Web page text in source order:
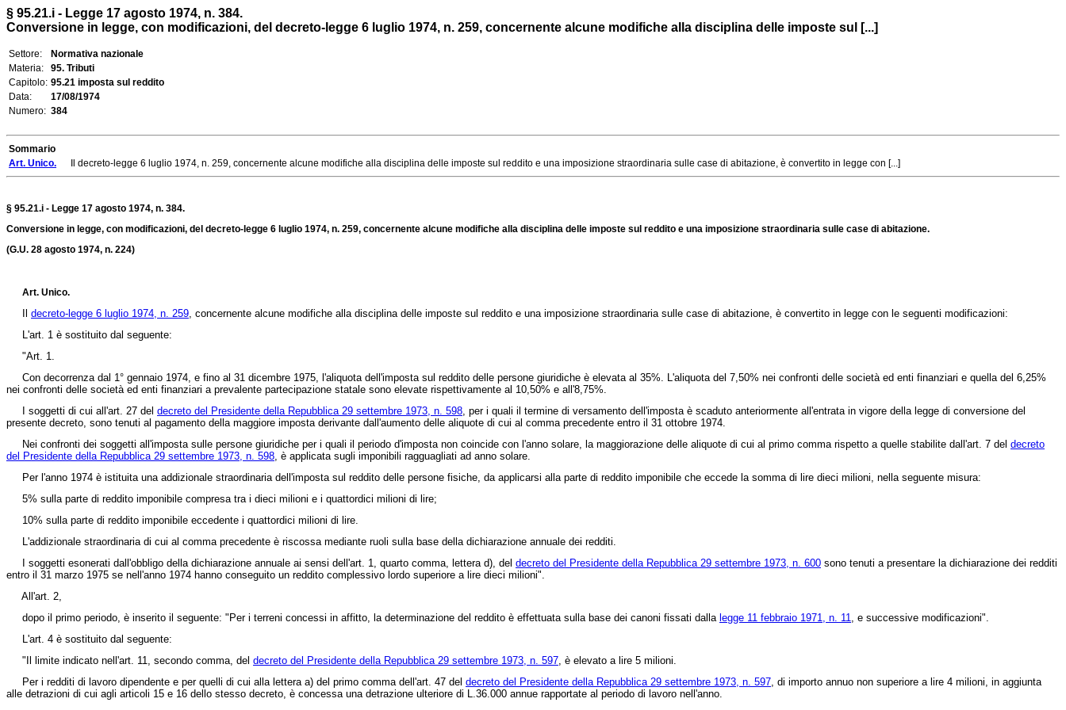
§ 95.21.i - Legge 17 agosto 1974, n. 384.
Conversione in legge, con modificazioni, del decreto-legge 6 luglio 1974, n. 259, concernente alcune modifiche alla disciplina delle imposte sul [...]
Settore:
Normativa nazionale
Materia:
95. Tributi
Capitolo: 95.21 imposta sul reddito
Data:
17/08/1974
Numero: 384
Sommario
Art. Unico. Il decreto-legge 6 luglio 1974, n. 259, concernente alcune modifiche alla disciplina delle imposte sul reddito e una imposizione straordinaria sulle case di abitazione, è convertito in legge con [...]
§ 95.21.i - Legge 17 agosto 1974, n. 384.
Conversione in legge, con modificazioni, del decreto-legge 6 luglio 1974, n. 259, concernente alcune modifiche alla disciplina delle imposte sul reddito e una imposizione straordinaria sulle case di abitazione.
(G.U. 28 agosto 1974, n. 224)
Art. Unico.
decreto-legge 6 luglio 1974, n. 259, concernente alcune modifiche alla disciplina delle imposte sul reddito e una imposizione straordinaria sulle case di abitazione, è convertito in legge con le seguenti modificazioni:
L'art. 1 è sostituito dal seguente:
"Art. 1.
Con decorrenza dal 1° gennaio 1974, e fino al 31 dicembre 1975, l'aliquota dell'imposta sul reddito delle persone giuridiche è elevata al 35%. L'aliquota del 7,50% nei confronti delle società ed enti finanziari e quella del 6,25%
nei confronti delle società ed enti finanziari a prevalente partecipazione statale sono elevate rispettivamente al 10,50% e all'8,75%.
I soggetti di cui all'art. 27 del decreto del Presidente della Repubblica 29 settembre 1973, n. 598, per i quali il termine di versamento dell'imposta è scaduto anteriormente all'entrata in vigore della legge di conversione del
presente decreto, sono tenuti al pagamento della maggiore imposta derivante dall'aumento delle aliquote di cui al comma precedente entro il 31 ottobre 1974.
Nei confronti dei soggetti all'imposta sulle persone giuridiche per i quali il periodo d'imposta non coincide con l'anno solare, la maggiorazione delle aliquote di cui al primo comma rispetto a quelle stabilite dall'art. 7 del decreto
del Presidente della Repubblica 29 settembre 1973, n. 598, è applicata sugli imponibili ragguagliati ad anno solare.
Per l'anno 1974 è istituita una addizionale straordinaria dell'imposta sul reddito delle persone fisiche, da applicarsi alla parte di reddito imponibile che eccede la somma di lire dieci milioni, nella seguente misura:
5% sulla parte di reddito imponibile compresa tra i dieci milioni e i quattordici milioni di lire;
10% sulla parte di reddito imponibile eccedente i quattordici milioni di lire.
L'addizionale straordinaria di cui al comma precedente è riscossa mediante ruoli sulla base della dichiarazione annuale dei redditi.
I soggetti esonerati dall'obbligo della dichiarazione annuale ai sensi dell'art. 1, quarto comma, lettera d), del decreto del Presidente della Repubblica 29 settembre 1973, n. 600 sono tenuti a presentare la dichiarazione dei redditi
entro il 31 marzo 1975 se nell'anno 1974 hanno conseguito un reddito complessivo lordo superiore a lire dieci milioni".
All'art. 2,
dopo il primo periodo, è inserito il seguente: "Per i terreni concessi in affitto, la determinazione del reddito è effettuata sulla base dei canoni fissati dalla legge 11 febbraio 1971, n. 11, e successive modificazioni".
L'art. 4 è sostituito dal seguente:
"Il limite indicato nell'art. 11, secondo comma, del decreto del Presidente della Repubblica 29 settembre 1973, n. 597, è elevato a lire 5 milioni.
Per i redditi di lavoro dipendente e per quelli di cui alla lettera a) del primo comma dell'art. 47 del decreto del Presidente della Repubblica 29 settembre 1973, n. 597, di importo annuo non superiore a lire 4 milioni, in aggiunta
alle detrazioni di cui agli articoli 15 e 16 dello stesso decreto, è concessa una detrazione ulteriore di L.36.000 annue rapportate al periodo di lavoro nell'anno.